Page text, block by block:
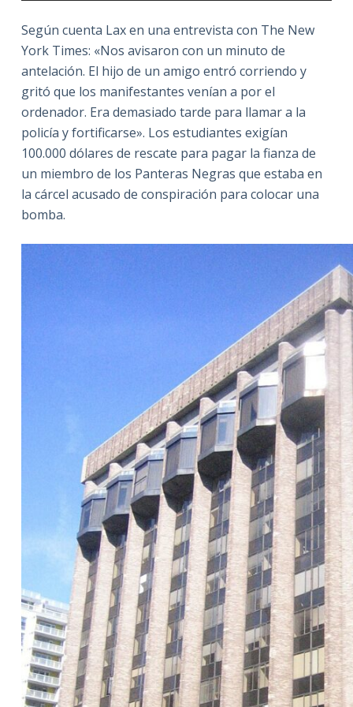
Según cuenta Lax en una entrevista con The New
York Times: «Nos avisaron con un minuto de
antelación. El hijo de un amigo entró corriendo y
gritó que los manifestantes venían a por el
ordenador. Era demasiado tarde para llamar a la
policía y fortificarse». Los estudiantes exigían
100.000 dólares de rescate para pagar la fianza de
un miembro de los Panteras Negras que estaba en
la cárcel acusado de conspiración para colocar una
bomba.